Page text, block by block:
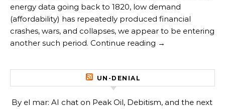
energy data going back to 1820, low demand
(affordability) has repeatedly produced financial
crashes, wars, and collapses, we appear to be entering
another such period. Continue reading →
UN-DENIAL
By el mar: AI chat on Peak Oil, Debitism, and the next